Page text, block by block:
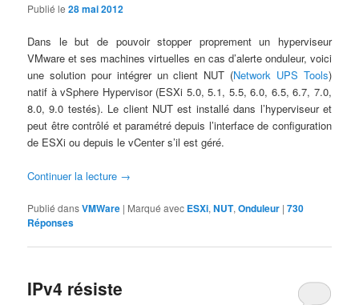
Publié le28 mai 2012
Dans le but de pouvoir stopper proprement un hyperviseur
VMware et ses machines virtuelles en cas d’alerte onduleur, voici
une solution pour intégrer un client NUT (Network UPS Tools)
natif à vSphere Hypervisor (ESXi 5.0, 5.1, 5.5, 6.0, 6.5, 6.7, 7.0,
8.0, 9.0 testés). Le client NUT est installé dans l’hyperviseur et
peut être contrôlé et paramétré depuis l’interface de configuration
de ESXi ou depuis le vCenter s’il est géré.
Continuer la lecture →
Publié dansVMWare | Marqué avec ESXi,NUT,Onduleur |730
Réponses
IPv4 résiste